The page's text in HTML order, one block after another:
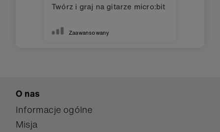
Twórz i graj na gitarze micro:bit
Zaawansowany
O nas
Informacje ogólne
Misja